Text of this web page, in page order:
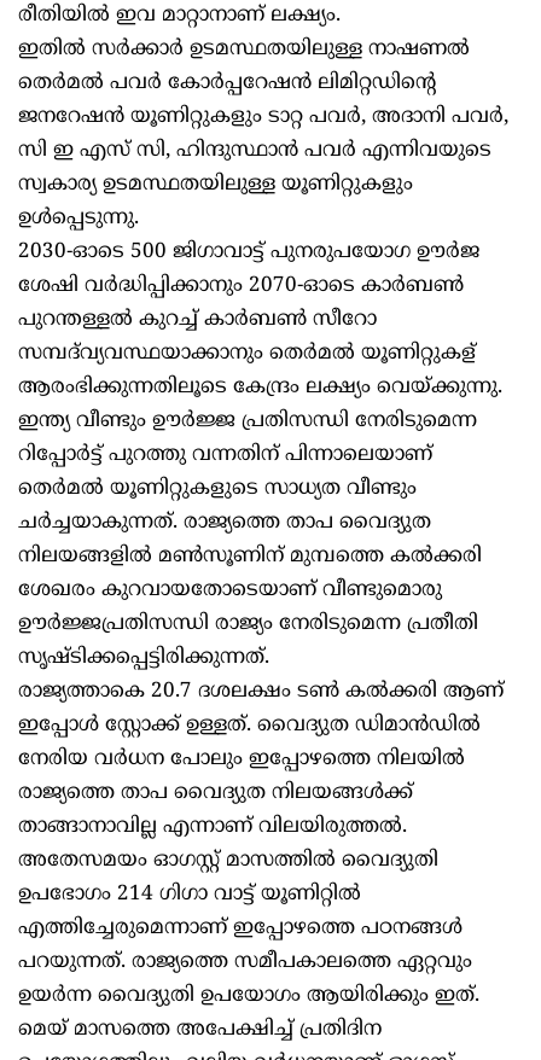
രീതിയിൽ ഇവ മാറ്റാനാണ് ലക്ഷ്യം.
ഇതിൽ സർക്കാർ ഉടമസ്ഥതയിലുള്ള നാഷണൽ
തെർമൽ പവർ കോർപ്പറേഷൻ ലിമിറ്റഡിന്റെ
ജനറേഷൻ യൂണിറ്റുകളും ടാറ്റ പവർ, അദാനി പവർ,
സി ഇ എസ് സി, ഹിന്ദുസ്ഥാൻ പവർ എന്നിവയുടെ
സ്വകാര്യ ഉടമസ്ഥതയിലുള്ള യൂണിറ്റുകളും
ഉൾപ്പെടുന്നു.
2030-ഓടെ 500 ജിഗാവാട്ട് പുനരുപയോഗ ഊർജ
ശേഷി വർദ്ധിപ്പിക്കാനും 2070-ഓടെ കാർബൺ
പുറന്തള്ളൽ കുറച്ച് കാർബൺ സീറോ
സമ്പദ്‌വ്യവസ്ഥയാക്കാനും തെർമൽ യൂണിറ്റുകള്
ആരംഭിക്കുന്നതിലൂടെ കേന്ദ്രം ലക്ഷ്യം വെയ്ക്കുന്നു.
ഇന്ത്യ വീണ്ടും ഊർജ്ജ പ്രതിസന്ധി നേരിടുമെന്ന
റിപ്പോർട്ട് പുറത്തു വന്നതിന് പിന്നാലെയാണ്
തെർമൽ യൂണിറ്റുകളുടെ സാധ്യത വീണ്ടും
ചർച്ചയാകുന്നത്. രാജ്യത്തെ താപ വൈദ്യുത
നിലയങ്ങളിൽ മൺസൂണിന് മുമ്പത്തെ കൽക്കരി
ശേഖരം കുറവായതോടെയാണ് വീണ്ടുമൊരു
ഊർജ്ജപ്രതിസന്ധി രാജ്യം നേരിടുമെന്ന പ്രതീതി
സൃഷ്ടിക്കപ്പെട്ടിരിക്കുന്നത്.
രാജ്യത്താകെ 20.7 ദശലക്ഷം ടൺ കൽക്കരി ആണ്
ഇപ്പോൾ സ്റ്റോക്ക് ഉള്ളത്. വൈദ്യുത ഡിമാൻഡിൽ
നേരിയ വർധന പോലും ഇപ്പോഴത്തെ നിലയിൽ
രാജ്യത്തെ താപ വൈദ്യുത നിലയങ്ങൾക്ക്
താങ്ങാനാവില്ല എന്നാണ് വിലയിരുത്തൽ.
അതേസമയം ഓഗസ്റ്റ് മാസത്തിൽ വൈദ്യുതി
ഉപഭോഗം 214 ഗിഗാ വാട്ട് യൂണിറ്റിൽ
എത്തിച്ചേരുമെന്നാണ് ഇപ്പോഴത്തെ പഠനങ്ങൾ
പറയുന്നത്. രാജ്യത്തെ സമീപകാലത്തെ ഏറ്റവും
ഉയർന്ന വൈദ്യുതി ഉപയോഗം ആയിരിക്കും ഇത്.
മെയ് മാസത്തെ അപേക്ഷിച്ച് പ്രതിദിന